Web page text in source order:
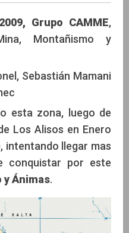
Grupo CAMME,
Montañismo y
Sebastián Mamani
esta zona, luego de
Los Alisos en Enero
intentando llegar mas
conquistar por este
Ánimas.